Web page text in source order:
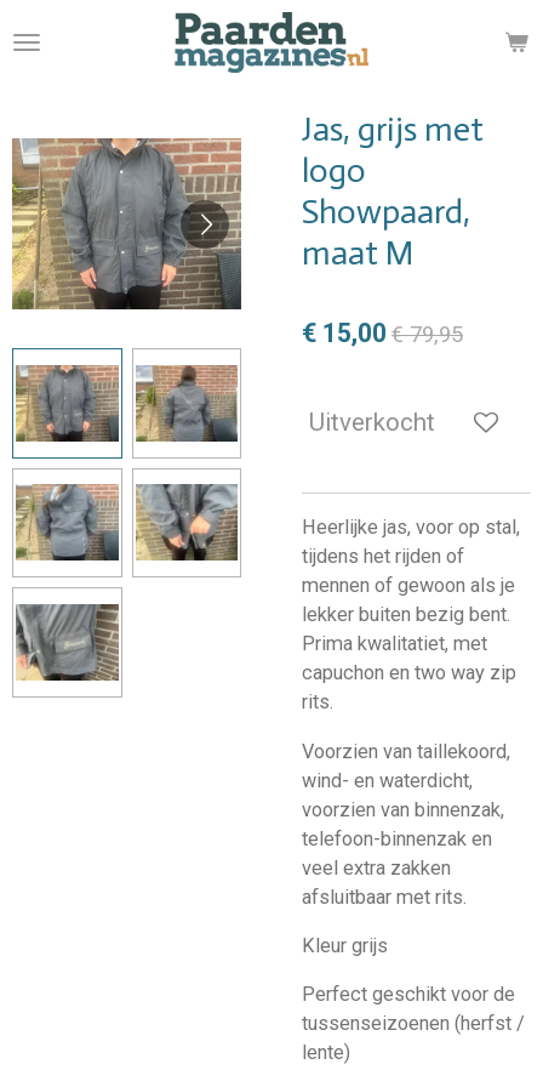
direct
hoofdinhoud
Jas, grijs met
logo
Showpaard,
maat M
€ 15,00 € 79,95
Uitverkocht
Heerlijke jas, voor op stal,
tijdens het rijden of
mennen of gewoon als je
lekker buiten bezig bent.
Prima kwalitatiet, met
capuchon en two way zip
rits.
Voorzien van taillekoord,
wind- en waterdicht,
voorzien van binnenzak,
telefoon-binnenzak en
veel extra zakken
afsluitbaar met rits.
Kleur grijs
Perfect geschikt voor de
tussenseizoenen (herfst /
lente)